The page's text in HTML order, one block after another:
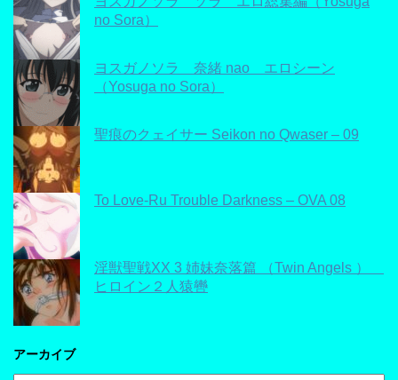
no Sora）
ヨスガノソラ 奈緒 nao エロシーン
（Yosuga no Sora）
聖痕のクェイサー Seikon no Qwaser – 09
To Love-Ru Trouble Darkness – OVA 08
淫獣聖戦XX 3 姉妹奈落篇 （Twin Angels ）
ヒロイン２人猿轡
アーカイブ